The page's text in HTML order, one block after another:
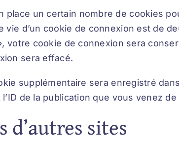
un certain nombre de cookies
d’un cookie de connexion est de
votre cookie de connexion sera
sera effacé.
supplémentaire sera enregistré
de la publication que vous venez
d’autres sites